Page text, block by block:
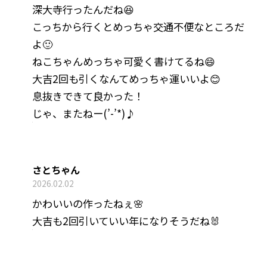
深大寺行ったんだね😆
こっちから行くとめっちゃ交通不便なところだ
よ🙂
ねこちゃんめっちゃ可愛く書けてるね😄
大吉2回も引くなんてめっちゃ運いいよ😊
息抜きできて良かった！
じゃ、またねー(’-’*)♪
さとちゃん
2026.02.02
かわいいの作ったねぇ🌸
大吉も2回引いていい年になりそうだね🐰